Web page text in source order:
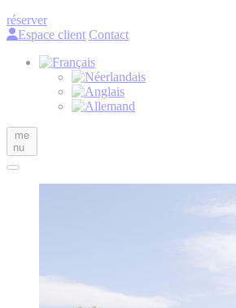
réserver
Espace client Contact
me
nu